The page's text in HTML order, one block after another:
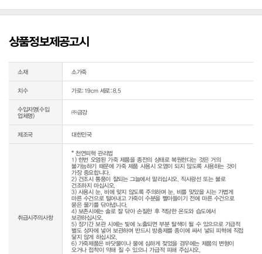
상품정보제공고시
소재 소가죽
치수 가로:19cm 세로:8.5
수입자명(수입
업체명)
㈜금강
제조국 대한민국
취급시주의사항
* 천연피혁 관리법
1) 한번 오염된 가죽 제품을 종전의 상태로 복원한다는 것은 거의
불가능하기 때문에 가죽 제품 사용시 오염이 되지 않도록 사용하는 것이
가장 중요합니다.
2) 건조시 통풍이 잘되는 그늘에서 말리십시오. 직사광선 또는 불로
건조하지 마십시오.
3) 사용시 눈, 비에 맞지 않도록 주의하며 눈, 비를 맞았을 시는 가볍게
마른 수건으로 털어내고 가죽이 수분을 빨아들이기 전에 마른 수건으로
묻은 물기를 닦아냅니다.
4) 보존시에는 솔로 잘 닦아 손질한 후 적당한 온도와 습도에서
보관하십시오.
5) 장기간 보관 시에는 빛에 노출되면 부분 탈색이 될 수 있으므로 가급적
별도 상자에 넣어 보관하며 반드시 방충제를 종이에 싸서 넣되 피혁에 직접
닿지 않게 하십시오.
6) 가죽제품은 바닷물이나 물에 심하게 젖었을 경우에는 제품의 변형이
오거나 접착이 약해 질 수 있으니 가급적 피해 주십시오.